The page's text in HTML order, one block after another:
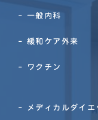
一般内科
緩和ケア外来
ワクチン
メディカルダイエ